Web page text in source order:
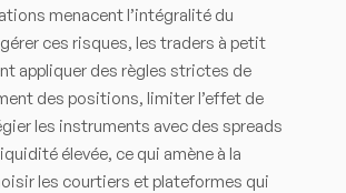
menacent l’intégralité du
ces risques, les traders à petit
appliquer des règles strictes de
des positions, limiter l’effet de
les instruments avec des spreads
élevée, ce qui amène à la
les courtiers et plateformes qui